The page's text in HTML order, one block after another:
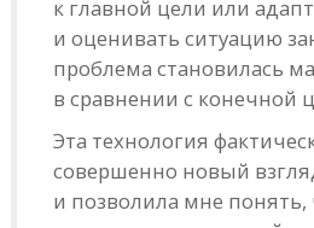
к главной цели или
и оценивать ситуацию
проблема становилась
в сравнении с конечной
Эта технология
совершенно новый
и позволила мне